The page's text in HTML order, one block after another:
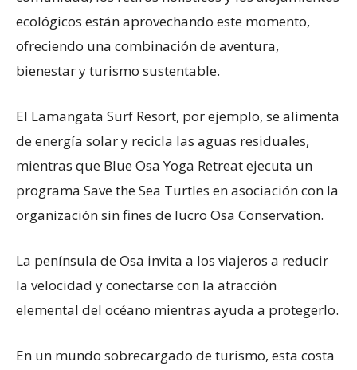
ecológicos están aprovechando este momento,
ofreciendo una combinación de aventura,
bienestar y turismo sustentable.
El Lamangata Surf Resort, por ejemplo, se alimenta
de energía solar y recicla las aguas residuales,
mientras que Blue Osa Yoga Retreat ejecuta un
programa Save the Sea Turtles en asociación con la
organización sin fines de lucro Osa Conservation.
La península de Osa invita a los viajeros a reducir
la velocidad y conectarse con la atracción
elemental del océano mientras ayuda a protegerlo.
En un mundo sobrecargado de turismo, esta costa